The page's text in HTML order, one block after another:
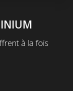
à la fois